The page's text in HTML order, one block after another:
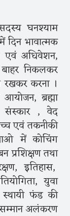
घनश्याम
दिन भावात्मक
एवं अधिवेशन,
निकलकर
करना ।
ब्रह्मा
संस्कार , वेद
एवं तकनीकी
में कोचिंग
प्रशिक्षण तथा
इतिहास,
युवा
स्थायी फंड की
सम्मान अलंकरण